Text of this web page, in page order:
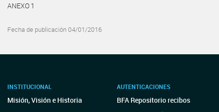
ANEXO 1
Fecha de publicación 04/01/2016
INSTITUCIONAL
Misión, Visión e Historia
AUTENTICACIONES
BFA Repositorio recibos